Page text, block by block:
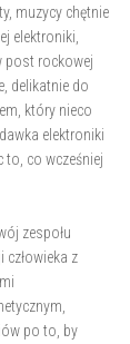
muzycy chętnie
elektroniki,
post rockowej
delikatnie do
który nieco
elektroniki
to, co wcześniej
zespołu
człowieka z
po to, by